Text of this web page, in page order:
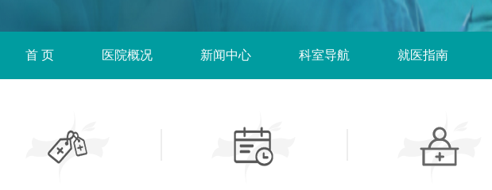
首 页 医院概况 新闻中心 科室导航 就医指南